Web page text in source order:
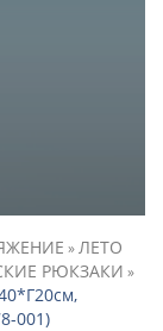
»ЛЕТО
РЮКЗАКИ »
001)